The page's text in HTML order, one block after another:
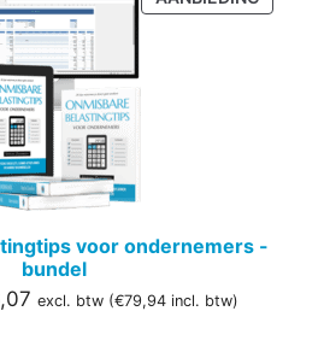
IN
voor ondernemers -
bundel
Huidige
excl. btw (€79,94incl. btw)